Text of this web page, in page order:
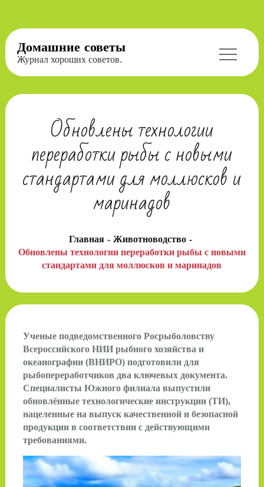
Перейти
содержимому
Домашние советы
Журнал хороших советов.
Обновлены технологии
переработки рыбы с новыми
стандартами для моллюсков и
маринадов
Главная
Животноводство
Обновлены технологии переработки рыбы с новыми
стандартами для моллюсков и маринадов
Ученые подведомственного Росрыболовству
Всероссийского НИИ рыбного хозяйства и
океанографии (ВНИРО) подготовили для
рыбопереработчиков два ключевых документа.
Специалисты Южного филиала выпустили
обновлённые технологические инструкции (ТИ),
нацеленные на выпуск качественной и безопасной
продукции в соответствии с действующими
требованиями.